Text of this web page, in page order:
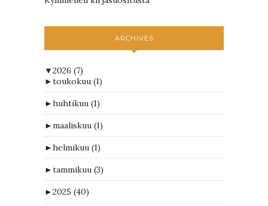
ARCHIVES
▼2026 (7)
►toukokuu (1)
►huhtikuu (1)
►maaliskuu (1)
►helmikuu (1)
►tammikuu (3)
►2025 (40)